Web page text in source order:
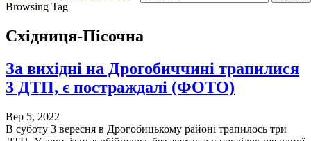
Browsing Tag
Східниця-Пісочна
За вихідні на Дрогобиччині трапилися
3 ДТП, є постраждалі (ФОТО)
Вер 5, 2022
В суботу 3 вересня в Дрогобицькому районі трапилось три